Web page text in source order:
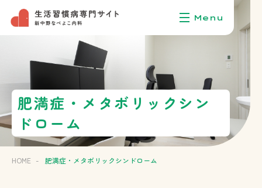
肥満症・メタボリックシン
ドローム
HOME - 肥満症・メタボリックシンドローム